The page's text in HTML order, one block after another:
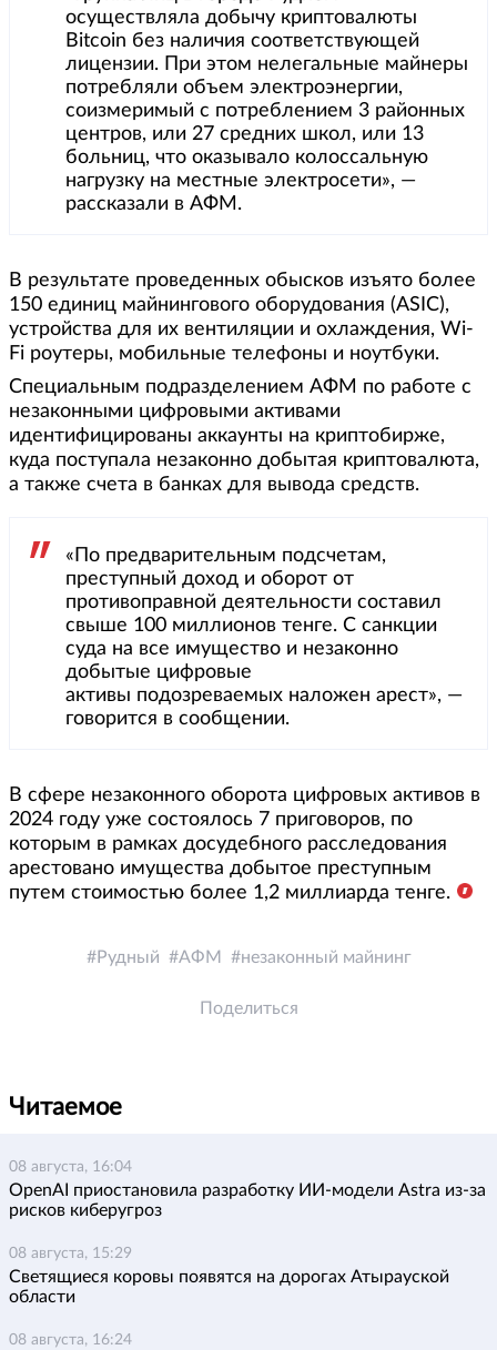
осуществляла добычу криптовалюты
Bitcoin без наличия соответствующей
лицензии. При этом нелегальные майнеры
потребляли объем электроэнергии,
соизмеримый с потреблением 3 районных
центров, или 27 средних школ, или 13
больниц, что оказывало колоссальную
нагрузку на местные электросети», —
рассказали в АФМ.
В результате проведенных обысков изъято более
150 единиц майнингового оборудования (ASIC),
устройства для их вентиляции и охлаждения, Wi-
Fi роутеры, мобильные телефоны и ноутбуки.
Специальным подразделением АФМ по работе с
незаконными цифровыми активами
идентифицированы аккаунты на криптобирже,
куда поступала незаконно добытая криптовалюта,
а также счета в банках для вывода средств.
«По предварительным подсчетам,
преступный доход и оборот от
противоправной деятельности составил
свыше 100 миллионов тенге. С санкции
суда на все имущество и незаконно
добытые цифровые
активы подозреваемых наложен арест», —
говорится в сообщении.
В сфере незаконного оборота цифровых активов в
2024 году уже состоялось 7 приговоров, по
которым в рамках досудебного расследования
арестовано имущества добытое преступным
путем стоимостью более 1,2 миллиарда тенге.
Рудный АФМ незаконный майнинг
Поделиться
Читаемое
08 августа, 16:04
OpenAI приостановила разработку ИИ-модели Astra из-за
рисков киберугроз
08 августа, 15:29
Светящиеся коровы появятся на дорогах Атырауской
области
08 августа, 16:24